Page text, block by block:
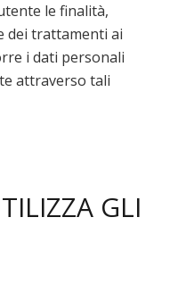
le finalità,
dei trattamenti ai
i dati personali
attraverso tali
GLI